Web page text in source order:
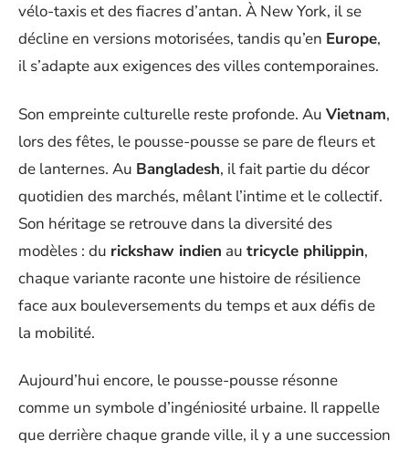
vélo-taxis et des fiacres d’antan. À New York, il se
décline en versions motorisées, tandis qu’en Europe,
il s’adapte aux exigences des villes contemporaines.
Son empreinte culturelle reste profonde. Au Vietnam,
lors des fêtes, le pousse-pousse se pare de fleurs et
de lanternes. Au Bangladesh, il fait partie du décor
quotidien des marchés, mêlant l’intime et le collectif.
Son héritage se retrouve dans la diversité des
modèles : du rickshaw indien au tricycle philippin,
chaque variante raconte une histoire de résilience
face aux bouleversements du temps et aux défis de
la mobilité.
Aujourd’hui encore, le pousse-pousse résonne
comme un symbole d’ingéniosité urbaine. Il rappelle
que derrière chaque grande ville, il y a une succession